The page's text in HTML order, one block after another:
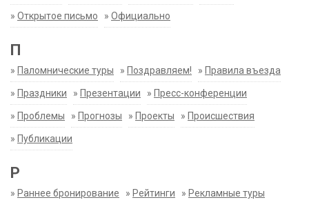
» Открытое письмо » Официально
П
» Паломнические туры » Поздравляем! » Правила въезда
» Праздники » Презентации » Пресс-конференции
» Проблемы » Прогнозы » Проекты » Происшествия
» Публикации
Р
» Раннее бронирование » Рейтинги » Рекламные туры